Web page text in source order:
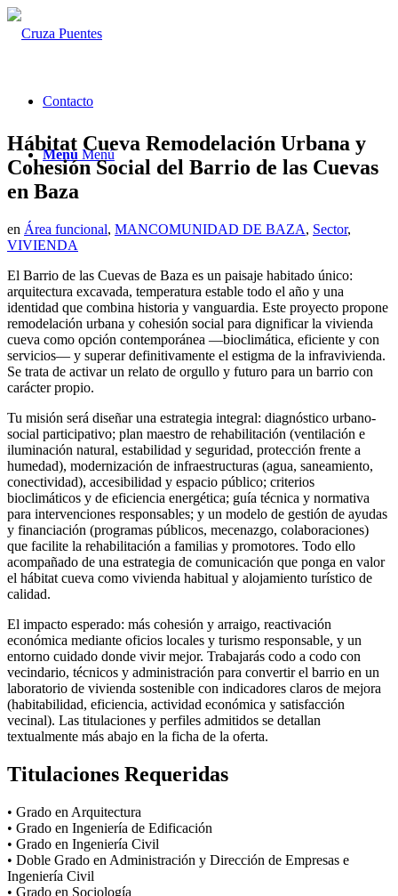
Contacto
Menú Menú
Hábitat Cueva Remodelación Urbana y
Cohesión Social del Barrio de las Cuevas
en Baza
en Área funcional, MANCOMUNIDAD DE BAZA, Sector,
VIVIENDA
El Barrio de las Cuevas de Baza es un paisaje habitado único:
arquitectura excavada, temperatura estable todo el año y una
identidad que combina historia y vanguardia. Este proyecto propone
remodelación urbana y cohesión social para dignificar la vivienda
cueva como opción contemporánea —bioclimática, eficiente y con
servicios— y superar definitivamente el estigma de la infravivienda.
Se trata de activar un relato de orgullo y futuro para un barrio con
carácter propio.
Tu misión será diseñar una estrategia integral: diagnóstico urbano-
social participativo; plan maestro de rehabilitación (ventilación e
iluminación natural, estabilidad y seguridad, protección frente a
humedad), modernización de infraestructuras (agua, saneamiento,
conectividad), accesibilidad y espacio público; criterios
bioclimáticos y de eficiencia energética; guía técnica y normativa
para intervenciones responsables; y un modelo de gestión de ayudas
y financiación (programas públicos, mecenazgo, colaboraciones)
que facilite la rehabilitación a familias y promotores. Todo ello
acompañado de una estrategia de comunicación que ponga en valor
el hábitat cueva como vivienda habitual y alojamiento turístico de
calidad.
El impacto esperado: más cohesión y arraigo, reactivación
económica mediante oficios locales y turismo responsable, y un
entorno cuidado donde vivir mejor. Trabajarás codo a codo con
vecindario, técnicos y administración para convertir el barrio en un
laboratorio de vivienda sostenible con indicadores claros de mejora
(habitabilidad, eficiencia, actividad económica y satisfacción
vecinal). Las titulaciones y perfiles admitidos se detallan
textualmente más abajo en la ficha de la oferta.
Titulaciones Requeridas
• Grado en Arquitectura
• Grado en Ingeniería de Edificación
• Grado en Ingeniería Civil
• Doble Grado en Administración y Dirección de Empresas e
Ingeniería Civil
• Grado en Sociología